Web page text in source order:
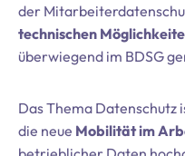
der
technischen
überwiegend im BDSG
Das Thema Datenschutz
die neue Mobilität im